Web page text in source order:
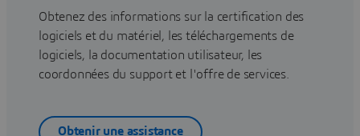
Obtenez des informations sur la certification des
logiciels et du matériel, les téléchargements de
logiciels, la documentation utilisateur, les
coordonnées du support et l'offre de services.
Obtenir une assistance